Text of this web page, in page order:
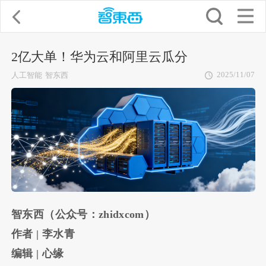
2亿大单！华为云和阿里云瓜分
人工智能 智东西 2025/11/07
智东西（公众号：zhidxcom）
作者 | 李水青
编辑 | 心缘